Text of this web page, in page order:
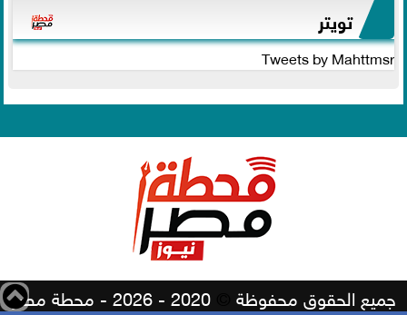
تويتر
Tweets by Mahttmsr
جميع الحقوق محفوظة 2020 - 2026 - محطة مصر